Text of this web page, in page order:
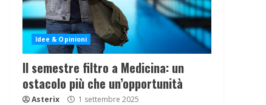
Idee & Opinioni
Il semestre filtro a Medicina: un
ostacolo più che un’opportunità
Asterix 1 settembre 2025